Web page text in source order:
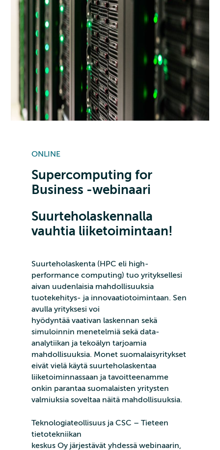
ONLINE
Supercomputing for
Business -webinaari
Suurteholaskennalla
vauhtia liiketoimintaan!
Suurteholaskenta (HPC eli high-
performance computing) tuo yrityksellesi
aivan uudenlaisia mahdollisuuksia
tuotekehitys- ja innovaatiotoimintaan. Sen
avulla yrityksesi voi
hyödyntää vaativan laskennan sekä
simuloinnin menetelmiä sekä data-
analytiikan ja tekoälyn tarjoamia
mahdollisuuksia. Monet suomalaisyritykset
eivät vielä käytä suurteholaskentaa
liiketoiminnassaan ja tavoitteenamme
onkin parantaa suomalaisten yritysten
valmiuksia soveltaa näitä mahdollisuuksia.
Teknologiateollisuus ja CSC – Tieteen
tietotekniikan
keskus Oy järjestävät yhdessä webinaarin,